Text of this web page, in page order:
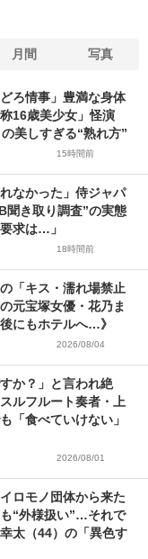
月間 写真
ろ情事」豊満な身体
16歳美少女」怪演
美しすぎる“熟れ方”
15時間前
なかった」侍ジャパ
聞き取り調査”の実態
求は…」
18時間前
「キス・濡れ場禁止
元宝塚女優・花乃ま
にもホテルへ…》
2026/08/04
か？」と言われ絶
ルフルート奏者・上
「食べていけない」
2026/08/01
ロモノ団体から来た
“外様扱い”…それで
太（44）の「異色す